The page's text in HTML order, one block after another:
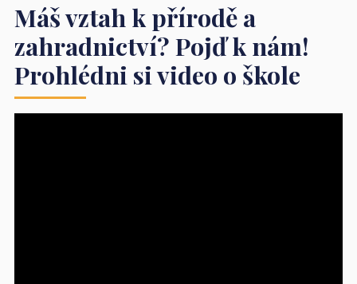
Máš vztah k přírodě a
zahradnictví? Pojď k nám!
Prohlédni si video o škole